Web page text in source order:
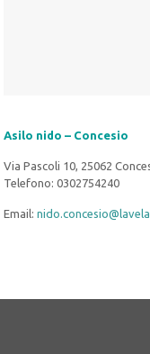
Asilo nido – Concesio
Via Pascoli 10, 25062
Telefono: 0302754240
Email: